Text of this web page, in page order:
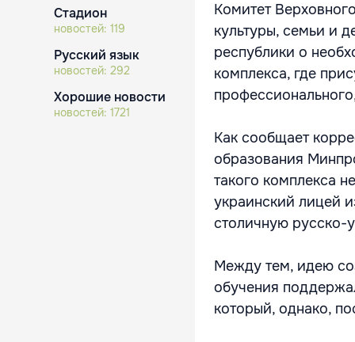
Стадион
новостей: 119
Русский язык
новостей: 292
Хорошие новости
новостей: 1721
Комитет
культуры, семьи и
республики о
комплекса, где
Как сообщает
образования
такого комплекса
украинский лицей
столичную русско-
Между тем, идею
обучения
который, однако,